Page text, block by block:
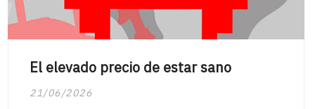
El elevado precio de estar sano
21/06/2026